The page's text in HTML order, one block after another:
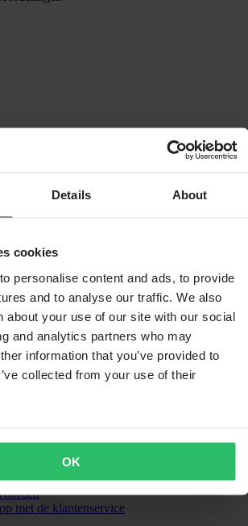
Details About
cookies
personalise content and ads, to provide
and to analyse our traffic. We also
about your use of our site with our social
and analytics partners who may
information that you’ve provided to
collected from your use of their
OK
recycling
met de klantenservice